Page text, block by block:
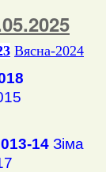
Вясна-2024
14 Зіма